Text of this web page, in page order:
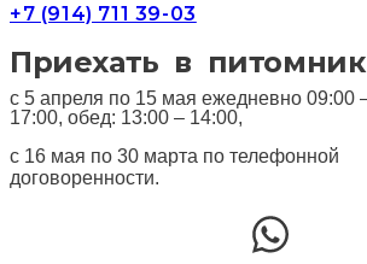
+7 (914) 711 39-03
Приехать в
с 5 апреля по 15 мая ежедневно 09:00
17:00, обед: 13:00 – 14:00,
с 16 мая по 30 марта по телефонной
договоренности.